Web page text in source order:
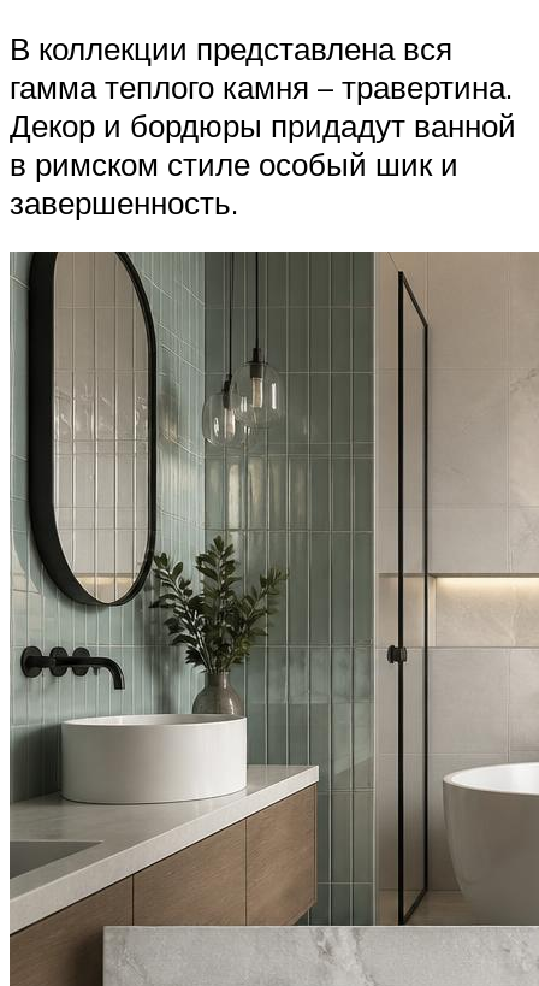
В коллекции представлена вся
гамма теплого камня – травертина.
Декор и бордюры придадут ванной
в римском стиле особый шик и
завершенность.